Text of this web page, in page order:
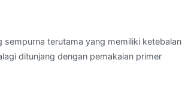
terutama yang memiliki ketebalan
ditunjang dengan pemakaian primer